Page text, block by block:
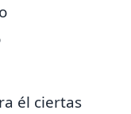
él ciertas